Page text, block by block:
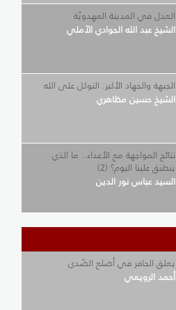
العدل في المدينة المهدويّة
الشيخ عبد الله الجوادي الآملي
الجبهة والجهاد الأكبر: التوكل على الله
الشيخ حسين مظاهري
نتائج المواجهة مع الأعداء.. ما الذي
ينطبق علينا اليوم؟ (2)
السيد عباس نور الدين
يعلق الحافر في أضلع الصّدى
أحمد الرويعي